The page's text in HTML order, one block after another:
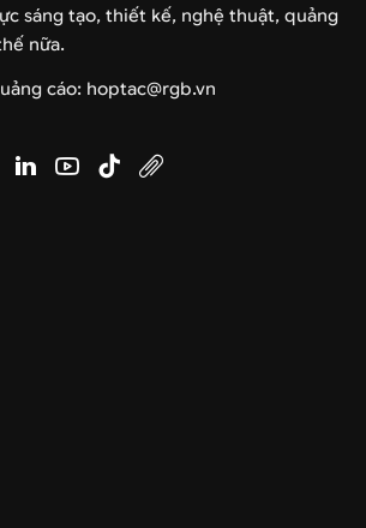
sáng tạo, thiết kế, nghệ thuật, quảng
nữa.
cáo: hoptac@rgb.vn